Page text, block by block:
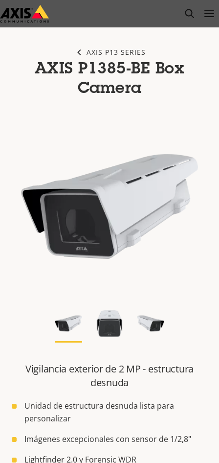
Saltar
al
open
AXIS P13 SERIES
AXIS P1385-BE Box
Camera
Vigilancia exterior de 2 MP - estructura
desnuda
Unidad de estructura desnuda lista para
personalizar
Imágenes excepcionales con sensor de 1/2,8"
Lightfinder 2.0 y Forensic WDR